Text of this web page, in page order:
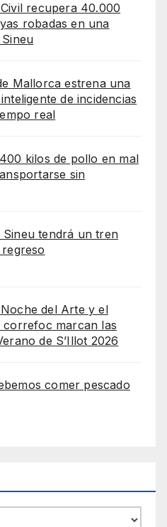
recupera 40.000
robadas en una
Mallorca estrena una
de incidencias
real
kilos de pollo en mal
sin
Sineu tendrá un tren
del Arte y el
correfoc marcan las
de S’Illot 2026
comer pescado